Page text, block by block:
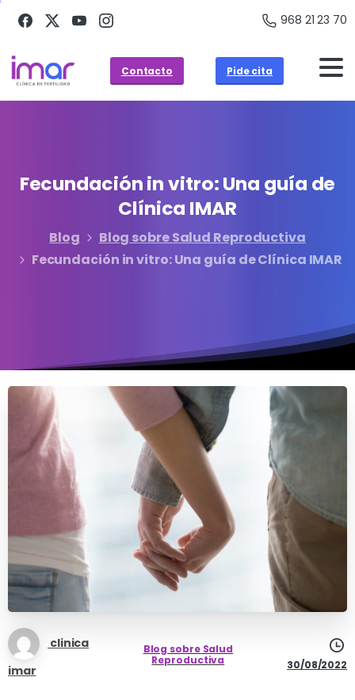
968 21 23 70
Contacto Pide cita
Fecundacióninvitro:Una guía de
Clínica IMAR
Blog
Blog sobre Salud Reproductiva
Fecundación in vitro: Una guía de Clínica IMAR
clinica
imar
Blog sobre Salud
Reproductiva
30/08/2022